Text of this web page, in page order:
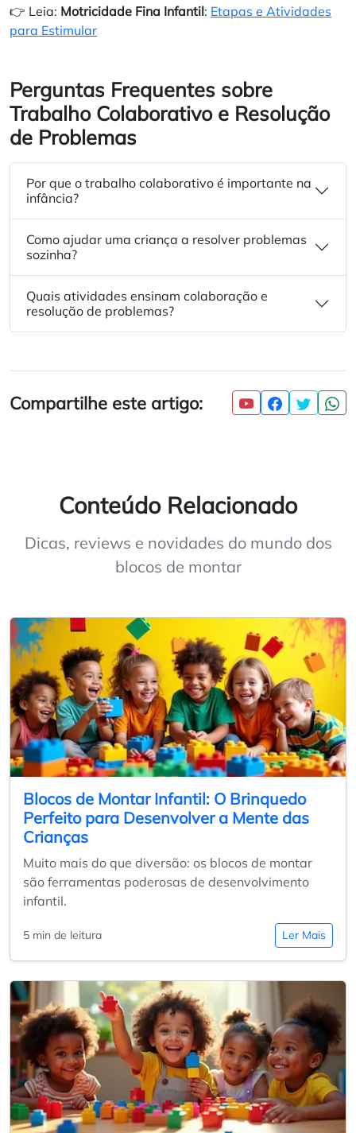
👉 Leia: Motricidade Fina Infantil: Etapas e Atividades
para Estimular
Perguntas Frequentes sobre
Trabalho Colaborativo e Resolução
de Problemas
Por que o trabalho colaborativo é importante na
infância?
Como ajudar uma criança a resolver problemas
sozinha?
Quais atividades ensinam colaboração e
resolução de problemas?
Compartilhe este artigo:
Conteúdo Relacionado
Dicas, reviews e novidades do mundo dos
blocos de montar
Blocos de Montar Infantil: O Brinquedo
Perfeito para Desenvolver a Mente das
Crianças
Muito mais do que diversão: os blocos de montar
são ferramentas poderosas de desenvolvimento
infantil.
5 min de leitura Ler Mais